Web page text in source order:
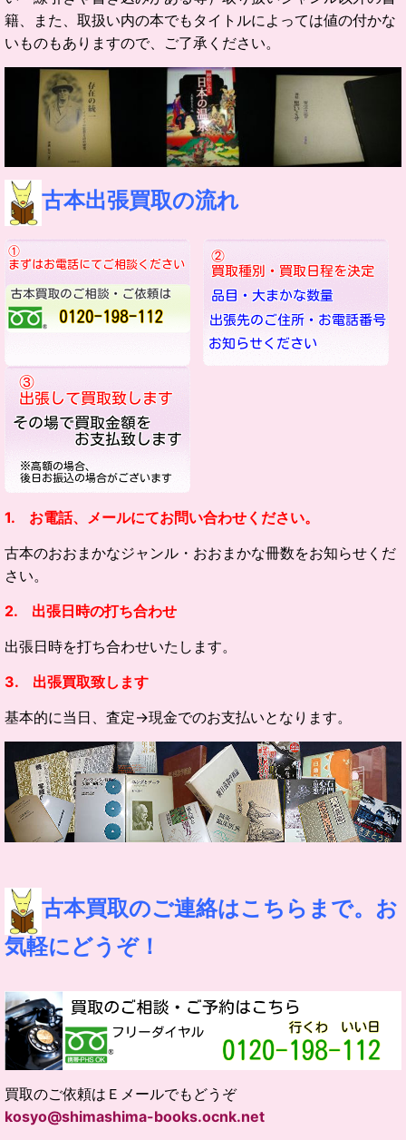
籍、また、取扱い内の本でもタイトルによっては値の付かな
いものもありますので、ご了承ください。
古本出張買取の流れ
1. お電話、メールにてお問い合わせください。
古本のおおまかなジャンル・ おおまかな冊数をお知らせくだ
さい。
2. 出張日時の打ち合わせ
出張日時を打ち合わせいたします。
3. 出張買取致します
基本的に当日、査定→現金でのお支払いとなります。
古本買取のご連絡はこちらまで。お
気軽にどうぞ！
買取のご依頼はＥメールでもどうぞ
kosyo@shimashima-books.ocnk.net